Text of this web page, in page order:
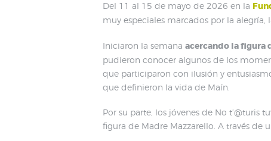
Del 11 al 15 de mayo de 2026 en la
muy especiales marcados por la
Iniciaron la semana acercando la figura
pudieron conocer algunos de los
que participaron con ilusión y
que definieron la vida de Maín.
Por su parte, los jóvenes de No t’@turis
figura de Madre Mazzarello. A través de